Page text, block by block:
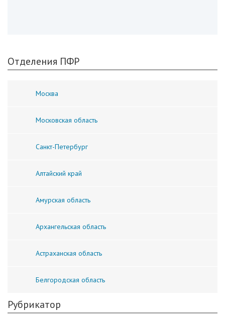
Отделения ПФР
Москва
Московская область
Санкт-Петербург
Алтайский край
Амурская область
Архангельская область
Астраханская область
Белгородская область
Рубрикатор